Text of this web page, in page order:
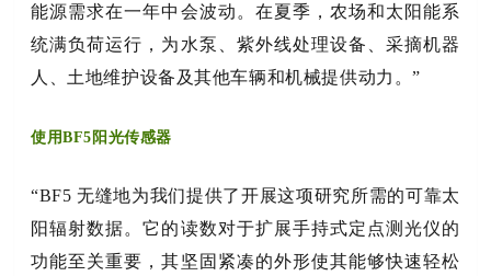
能源需求在一年中会波动。在夏季，农场和太阳能系
统满负荷运行，为水泵、紫外线处理设备、采摘机器
人、土地维护设备及其他车辆和机械提供动力。”
使用BF5阳光传感器
“BF5 无缝地为我们提供了开展这项研究所需的可靠太
阳辐射数据。它的读数对于扩展手持式定点测光仪的
功能至关重要，其坚固紧凑的外形使其能够快速轻松